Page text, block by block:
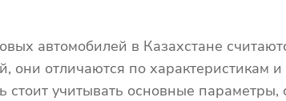
автомобилей в Казахстане
они отличаются по характеристикам
стоит учитывать основные